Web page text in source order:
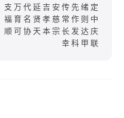
支万代延吉安传先绪定
福育名贤孝慈常作则中
顺可协天本宗长发达庆
幸科甲联